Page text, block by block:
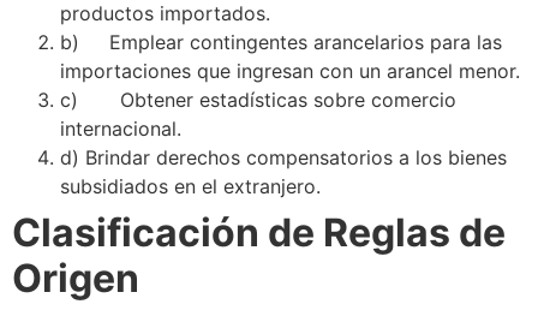
productos importados.
b)
Emplear contingentes arancelarios para las
importaciones que ingresan con un arancel menor.
c)
Obtener estadísticas sobre comercio
internacional.
d) Brindar derechos compensatorios a los bienes
subsidiados en el extranjero.
Clasificación de Reglas de
Origen